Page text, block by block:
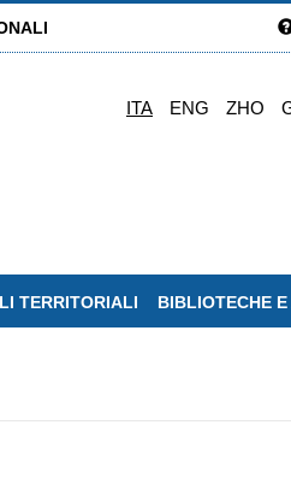
ITA ENG ZHO
TERRITORIALI BIBLIOTECHE